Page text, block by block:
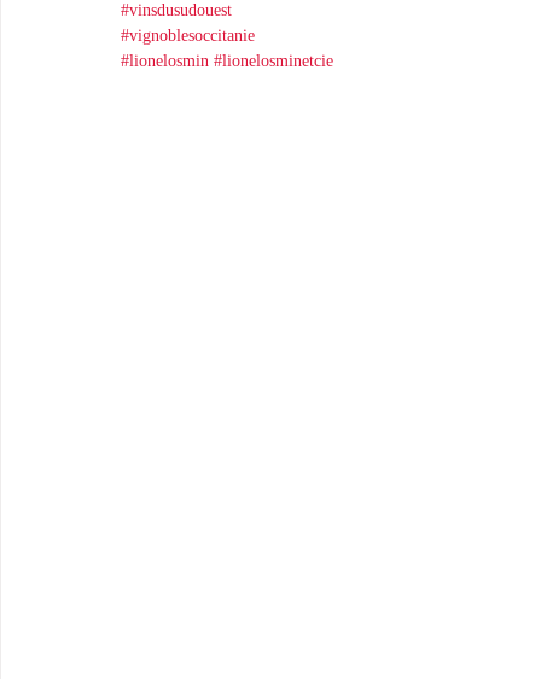
#vinsdusudouest
#vignoblesoccitanie
#lionelosmin #lionelosminetcie